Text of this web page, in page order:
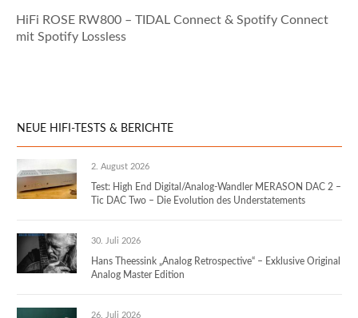
HiFi ROSE RW800 – TIDAL Connect & Spotify Connect
mit Spotify Lossless
NEUE HIFI-TESTS & BERICHTE
2. August 2026
Test: High End Digital/Analog-Wandler MERASON DAC 2 –
Tic DAC Two – Die Evolution des Understatements
30. Juli 2026
Hans Theessink „Analog Retrospective“ – Exklusive Original
Analog Master Edition
26. Juli 2026